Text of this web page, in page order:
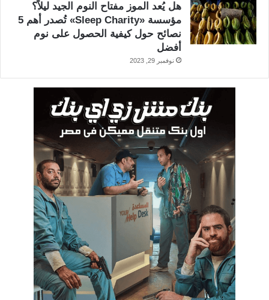
هل يُعد الموز مفتاح النوم الجيد ليلاً؟
مؤسسة «Sleep Charity» تُصدر أهم 5
نصائح حول كيفية الحصول على نوم
أفضل
نوفمبر 29, 2023